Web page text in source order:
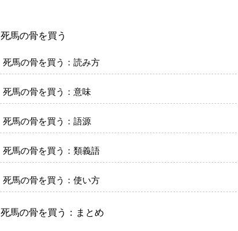
死馬の骨を買う
死馬の骨を買う：読み方
死馬の骨を買う：意味
死馬の骨を買う：語源
死馬の骨を買う：類義語
死馬の骨を買う：使い方
死馬の骨を買う：まとめ